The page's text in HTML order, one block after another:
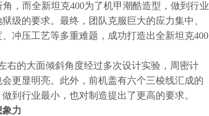
，而全新坦克400为了机甲潮酷造型，做到行业
级的要求。最终，团队克服巨大的应力集中、
冲压工艺等多重难题，成功打造出全新坦克400
右的大面倾斜角度经过多次设计实验，周密计
更显明亮。此外，前机盖有六个三棱线汇成的
到行业最小，也对制造提出了更高的要求。
力